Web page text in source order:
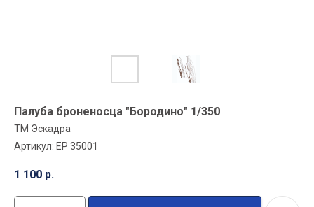
Палуба броненосца "Бородино" 1/350
ТМ Эскадра
Артикул: EP 35001
1 100 р.